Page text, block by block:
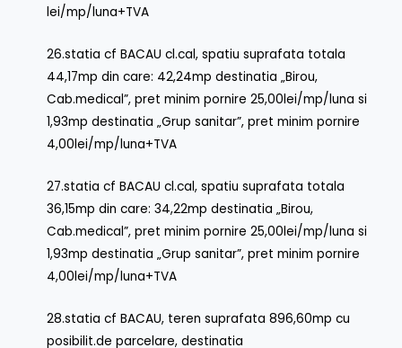
lei/mp/luna+TVA
26.statia cf BACAU cl.cal, spatiu suprafata totala
44,17mp din care: 42,24mp destinatia „Birou,
Cab.medical”, pret minim pornire 25,00lei/mp/luna si
1,93mp destinatia „Grup sanitar”, pret minim pornire
4,00lei/mp/luna+TVA
27.statia cf BACAU cl.cal, spatiu suprafata totala
36,15mp din care: 34,22mp destinatia „Birou,
Cab.medical”, pret minim pornire 25,00lei/mp/luna si
1,93mp destinatia „Grup sanitar”, pret minim pornire
4,00lei/mp/luna+TVA
28.statia cf BACAU, teren suprafata 896,60mp cu
posibilit.de parcelare, destinatia